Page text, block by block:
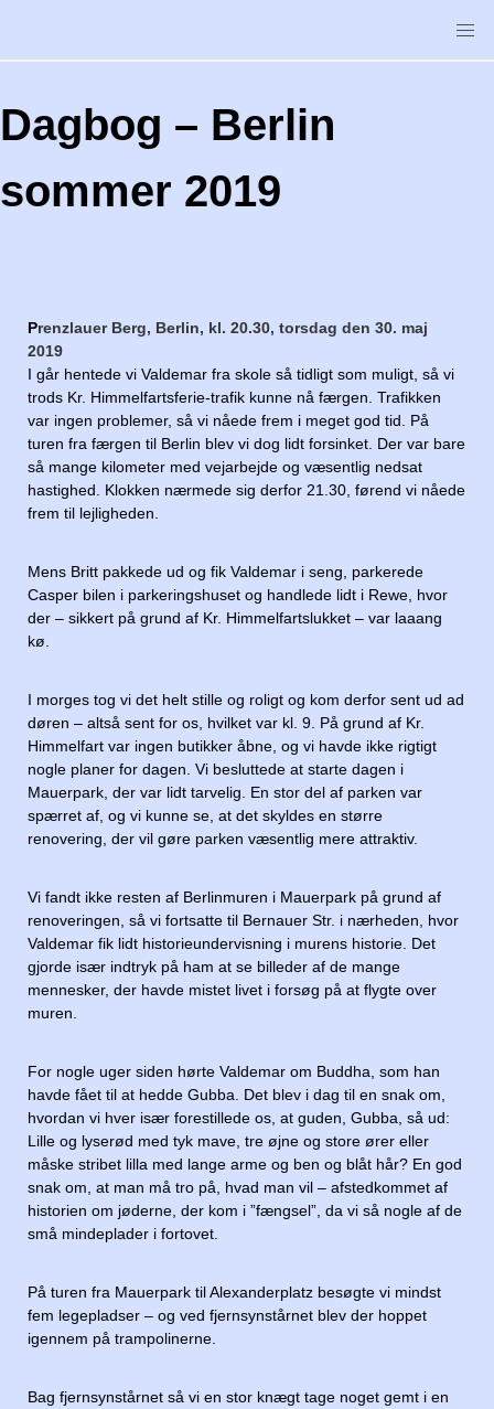
content
Dagbog – Berlin
sommer 2019
Prenzlauer Berg, Berlin, kl. 20.30, torsdag den 30. maj
2019
I går hentede vi Valdemar fra skole så tidligt som muligt, så vi
trods Kr. Himmelfartsferie-trafik kunne nå færgen. Trafikken
var ingen problemer, så vi nåede frem i meget god tid. På
turen fra færgen til Berlin blev vi dog lidt forsinket. Der var bare
så mange kilometer med vejarbejde og væsentlig nedsat
hastighed. Klokken nærmede sig derfor 21.30, førend vi nåede
frem til lejligheden.
Mens Britt pakkede ud og fik Valdemar i seng, parkerede
Casper bilen i parkeringshuset og handlede lidt i Rewe, hvor
der – sikkert på grund af Kr. Himmelfartslukket – var laaang
kø.
I morges tog vi det helt stille og roligt og kom derfor sent ud ad
døren – altså sent for os, hvilket var kl. 9. På grund af Kr.
Himmelfart var ingen butikker åbne, og vi havde ikke rigtigt
nogle planer for dagen. Vi besluttede at starte dagen i
Mauerpark, der var lidt tarvelig. En stor del af parken var
spærret af, og vi kunne se, at det skyldes en større
renovering, der vil gøre parken væsentlig mere attraktiv.
Vi fandt ikke resten af Berlinmuren i Mauerpark på grund af
renoveringen, så vi fortsatte til Bernauer Str. i nærheden, hvor
Valdemar fik lidt historieundervisning i murens historie. Det
gjorde især indtryk på ham at se billeder af de mange
mennesker, der havde mistet livet i forsøg på at flygte over
muren.
For nogle uger siden hørte Valdemar om Buddha, som han
havde fået til at hedde Gubba. Det blev i dag til en snak om,
hvordan vi hver især forestillede os, at guden, Gubba, så ud:
Lille og lyserød med tyk mave, tre øjne og store ører eller
måske stribet lilla med lange arme og ben og blåt hår? En god
snak om, at man må tro på, hvad man vil – afstedkommet af
historien om jøderne, der kom i ”fængsel”, da vi så nogle af de
små mindeplader i fortovet.
På turen fra Mauerpark til Alexanderplatz besøgte vi mindst
fem legepladser – og ved fjernsynstårnet blev der hoppet
igennem på trampolinerne.
Bag fjernsynstårnet så vi en stor knægt tage noget gemt i en